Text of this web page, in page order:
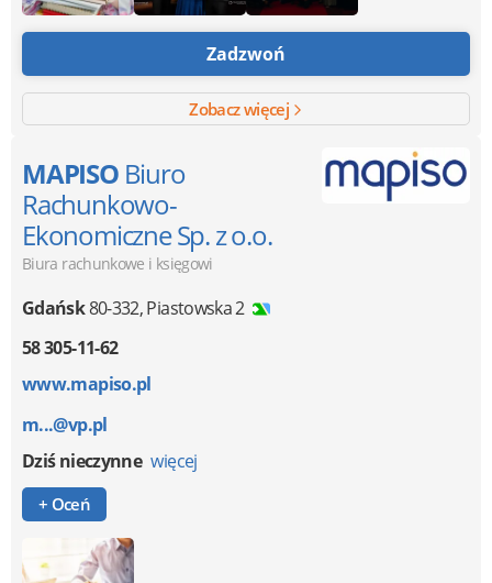
Zadzwoń
Zobacz więcej
MAPISO Biuro
Rachunkowo-
Ekonomiczne Sp. z o.o.
Biura rachunkowe i księgowi
Gdańsk80-332,Piastowska 2
58 305-11-62
www.mapiso.pl
m...@vp.pl
Dziś nieczynne więcej
+ Oceń